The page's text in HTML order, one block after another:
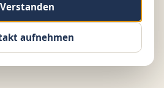
Verstanden
aufnehmen